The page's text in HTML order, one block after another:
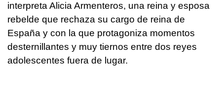
interpreta Alicia Armenteros, una reina y esposa
rebelde que rechaza su cargo de reina de
España y con la que protagoniza momentos
desternillantes y muy tiernos entre dos reyes
adolescentes fuera de lugar.